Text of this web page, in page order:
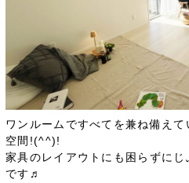
ワンルームですべてを兼ね備え
空間!(^^)!
家具のレイアウトにも困らずに
です♬